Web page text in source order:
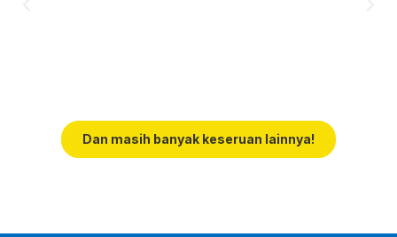
Dan masih banyak keseruan lainnya!